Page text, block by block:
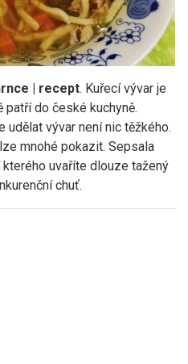
| recept. Kuřecí vývar je
do české kuchyně.
udělat vývar není nic těžkého.
mnohé pokazit. Sepsala
uvaříte dlouze tažený
chuť.